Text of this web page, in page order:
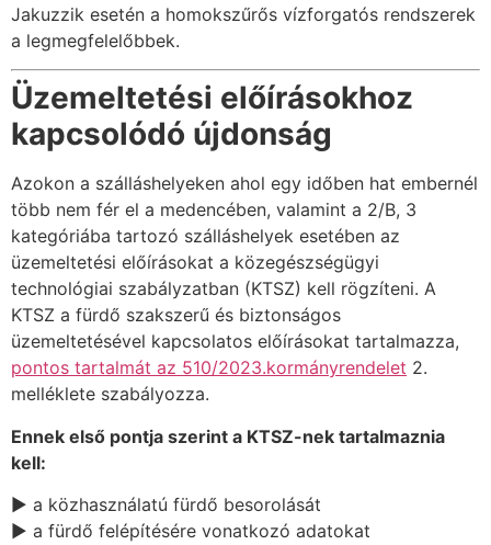
Jakuzzik esetén a homokszűrős vízforgatós rendszerek
a legmegfelelőbbek.
Üzemeltetési előírásokhoz
kapcsolódó újdonság
Azokon a szálláshelyeken ahol egy időben hat embernél
több nem fér el a medencében, valamint a 2/B, 3
kategóriába tartozó szálláshelyek esetében az
üzemeltetési előírásokat a közegészségügyi
technológiai szabályzatban (KTSZ) kell rögzíteni. A
KTSZ a fürdő szakszerű és biztonságos
üzemeltetésével kapcsolatos előírásokat tartalmazza,
pontos tartalmát az 510/2023.kormányrendelet 2.
melléklete szabályozza.
Ennek első pontja szerint a KTSZ-nek tartalmaznia
kell:
► a közhasználatú fürdő besorolását
► a fürdő felépítésére vonatkozó adatokat